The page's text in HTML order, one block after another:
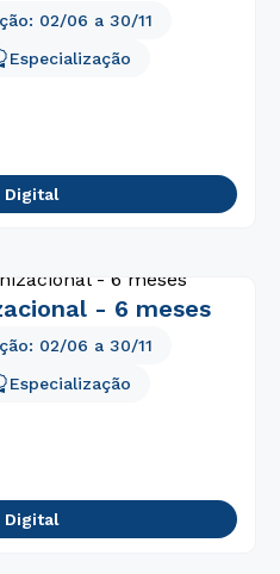
Especialização
02/06 a 30/11
Digital
- 6 meses
Especialização
02/06 a 30/11
Digital